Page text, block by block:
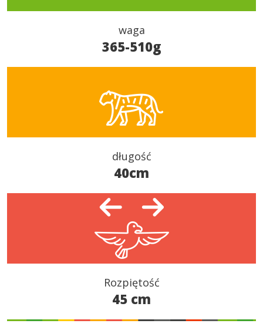
waga
365-510g
długość
40cm
Rozpiętość
45 cm